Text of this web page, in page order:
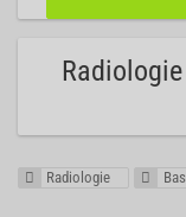
Radiologie